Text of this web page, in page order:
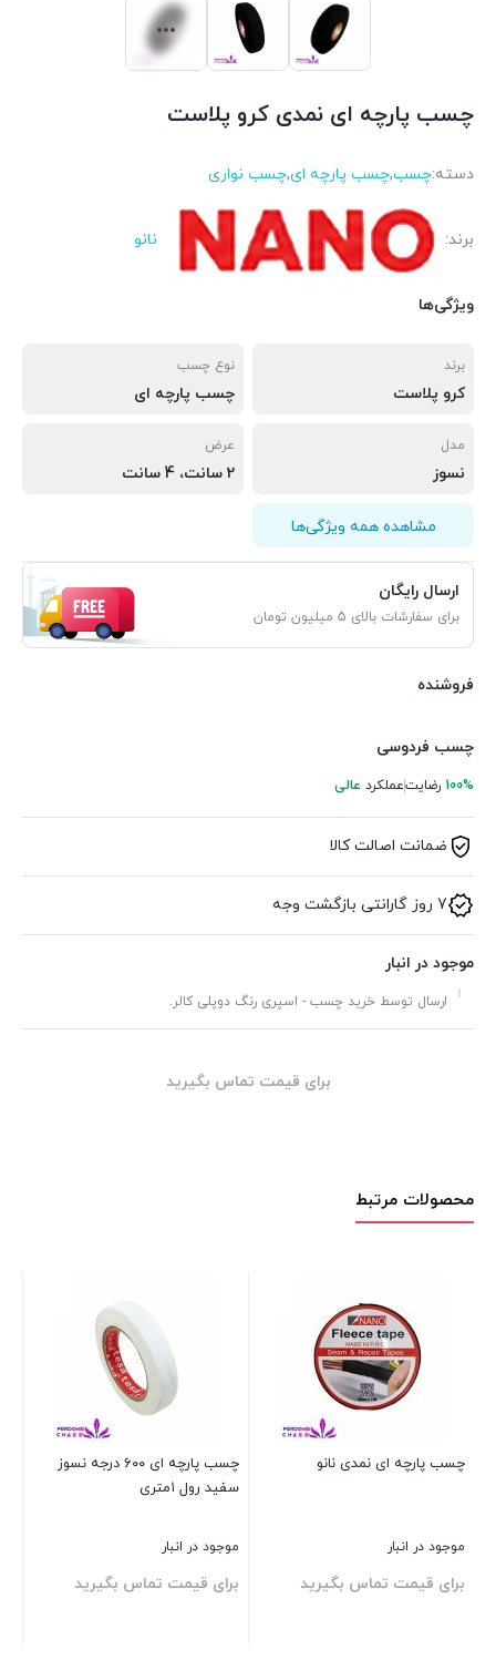
چسب پارچه ای نمدی کرو پلاست
دسته:چسب,چسب پارچه ای,چسب نواری
برند: نانو
ویژگی‌ها
برند
کرو پلاست
نوع چسب
چسب پارچه ای
مدل
نسوز
عرض
2 سانت، 4 سانت
مشاهده همه ویژگی‌ها
ارسال رایگان
برای سفارشات بالای 5 میلیون تومان
فروشنده
چسب فردوسی
100% رضایتعملکرد عالی
ضمانت اصالت کالا
7 روز گارانتی بازگشت وجه
موجود در انبار
ارسال توسط خرید چسب - اسپری رنگ دوپلی کالر.
برای قیمت تماس بگیرید
محصولات مرتبط
چسب پارچه ای نمدی نانو
موجود در انبار
برای قیمت تماس بگیرید
چسب پارچه ای ۶۰۰ درجه نسوز
سفید رول ۱متری
موجود در انبار
برای قیمت تماس بگیرید